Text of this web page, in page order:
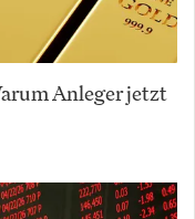
Anleger jetzt